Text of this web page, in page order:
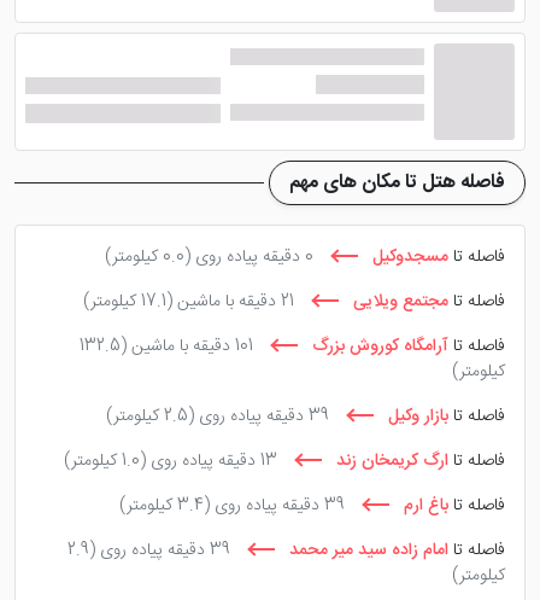
فاصله هتل تا مکان های مهم
فاصله تا مسجدوکیل 0 دقیقه پیاده روی
(0.0 کیلومتر)
فاصله تا مجتمع ویلایی 21 دقیقه با ماشین
(17.1 کیلومتر)
فاصله تا آرامگاه کوروش بزرگ 101 دقیقه با ماشین
(132.5
کیلومتر)
فاصله تا بازار وکیل 39 دقیقه پیاده روی
(2.5 کیلومتر)
فاصله تا ارگ کریمخان زند 13 دقیقه پیاده روی
(1.0 کیلومتر)
فاصله تا باغ ارم 39 دقیقه پیاده روی
(3.4 کیلومتر)
فاصله تا امام زاده سید میر محمد 39 دقیقه پیاده روی
(2.9
کیلومتر)